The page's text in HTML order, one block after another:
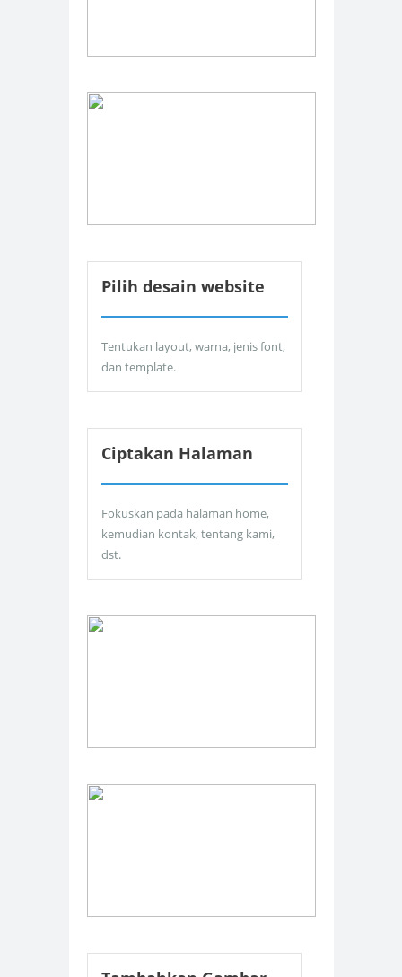
Pilih desain website
Tentukan layout, warna, jenis font,
dan template.
Ciptakan Halaman
Fokuskan pada halaman home,
kemudian kontak, tentang kami,
dst.